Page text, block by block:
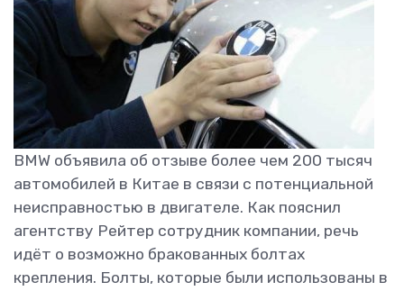
BMW объявила об отзыве более чем 200 тысяч
автомобилей в Китае в связи с потенциальной
неисправностью в двигателе. Как пояснил
агентству Рейтер сотрудник компании, речь
идёт о возможно бракованных болтах
крепления. Болты, которые были использованы в